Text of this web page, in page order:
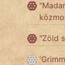
És
Népszerű
"Zöld